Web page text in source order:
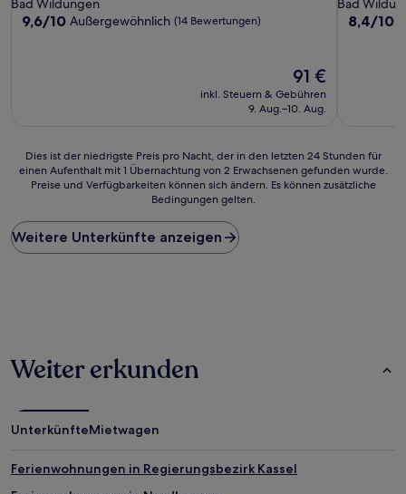
9.6
9,6/10 Außergewöhnlich (14 Bewertungen)
Der
Preis
beträgt
91 €
inkl. Steuern & Gebühren
9. Aug.–10. Aug.
8.4
8,4/10
Dies
ist
Preis
pro
Nacht,
einen
1 Übernachtung
von
gefunden
Dies ist der niedrigste Preis pro Nacht, der in den letzten 24 Stunden für
einen Aufenthalt mit 1 Übernachtung von 2 Erwachsenen gefunden wurde.
Preise und Verfügbarkeiten können sich ändern. Es können zusätzliche
Bedingungen gelten.
Weitere Unterkünfte anzeigen
Weiter erkunden
UnterkünfteMietwagen
Ferienwohnungen in Regierungsbezirk Kassel